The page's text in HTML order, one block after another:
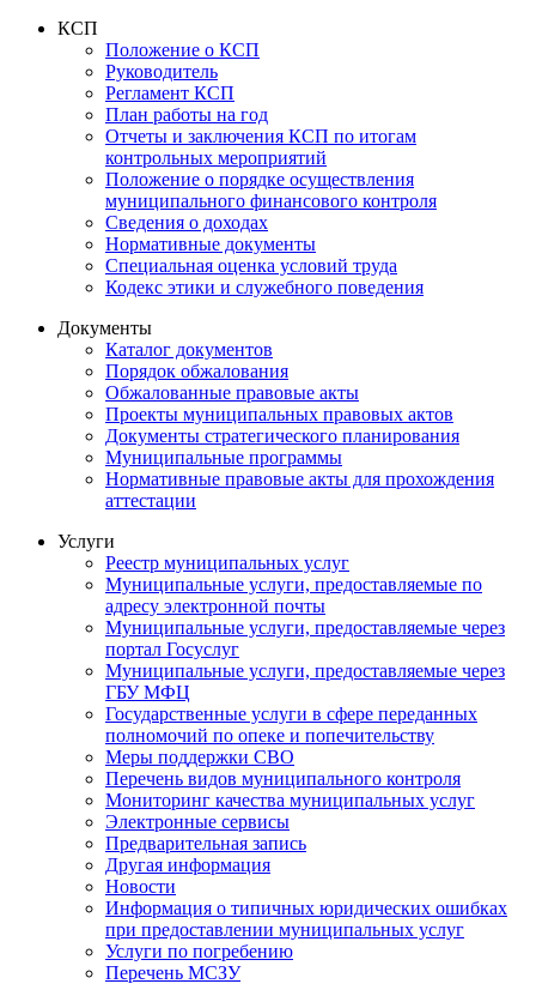
КСП
Положение о КСП
Руководитель
Регламент КСП
План работы на год
Отчеты и заключения КСП по итогам
контрольных мероприятий
Положение о порядке осуществления
муниципального финансового контроля
Сведения о доходах
Нормативные документы
Специальная оценка условий труда
Кодекс этики и служебного поведения
Документы
Каталог документов
Порядок обжалования
Обжалованные правовые акты
Проекты муниципальных правовых актов
Документы стратегического планирования
Муниципальные программы
Нормативные правовые акты для прохождения
аттестации
Услуги
Реестр муниципальных услуг
Муниципальные услуги, предоставляемые по
адресу электронной почты
Муниципальные услуги, предоставляемые через
портал Госуслуг
Муниципальные услуги, предоставляемые через
ГБУ МФЦ
Государственные услуги в сфере переданных
полномочий по опеке и попечительству
Меры поддержки СВО
Перечень видов муниципального контроля
Мониторинг качества муниципальных услуг
Электронные сервисы
Предварительная запись
Другая информация
Новости
Информация о типичных юридических ошибках
при предоставлении муниципальных услуг
Услуги по погребению
Перечень МСЗУ